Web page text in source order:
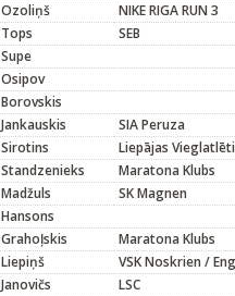
Ozoliņš
NIKE RIGA RUN 3
Tops
SEB
Supe
Osipov
Borovskis
Jankauskis
SIA Peruza
Sirotins
Liepājas
Standzenieks
Maratona Klubs
Madžuls
SK Magnen
Hansons
Grahoļskis
Maratona Klubs
Liepiņš
VSK Noskrien /
Janovičs
LSC